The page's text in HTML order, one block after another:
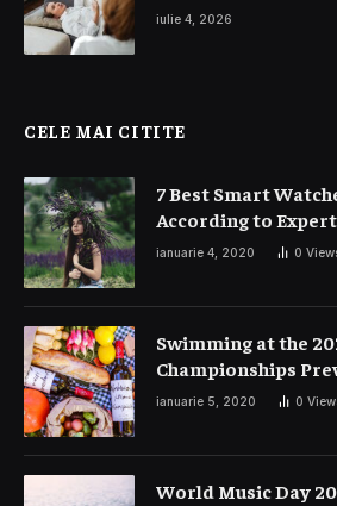
iulie 4, 2026
CELE MAI CITITE
7 Best Smart
According to
ianuarie 4, 2020 0
Swimming at the
ianuarie 5, 2020 0
World Music Day